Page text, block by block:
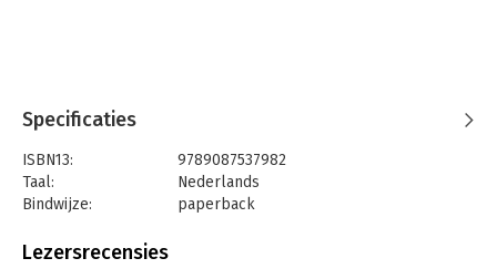
Specificaties
ISBN13:
9789087537982
Taal:
Nederlands
Bindwijze:
paperback
Uitgever:
Lezersrecensies